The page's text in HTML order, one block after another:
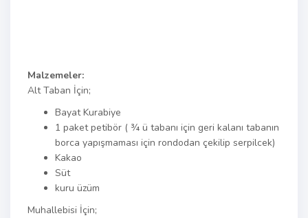
Malzemeler:
Alt Taban İçin;
Bayat Kurabiye
1 paket petibör ( ¾ ü tabanı için geri kalanı tabanın
borca yapışmaması için rondodan çekilip serpilcek)
Kakao
Süt
kuru üzüm
Muhallebisi İçin;